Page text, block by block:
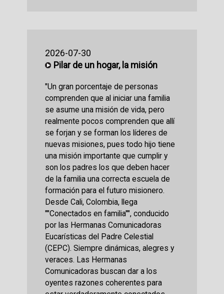
2026-07-30
Pilar de un hogar, la misión
"Un gran porcentaje de personas
comprenden que al iniciar una familia
se asume una misión de vida, pero
realmente pocos comprenden que allí
se forjan y se forman los líderes de
nuevas misiones, pues todo hijo tiene
una misión importante que cumplir y
son los padres los que deben hacer
de la familia una correcta escuela de
formación para el futuro misionero.
Desde Cali, Colombia, llega
""Conectados en familia"", conducido
por las Hermanas Comunicadoras
Eucarísticas del Padre Celestial
(CEPC). Siempre dinámicas, alegres y
veraces. Las Hermanas
Comunicadoras buscan dar a los
oyentes razones coherentes para